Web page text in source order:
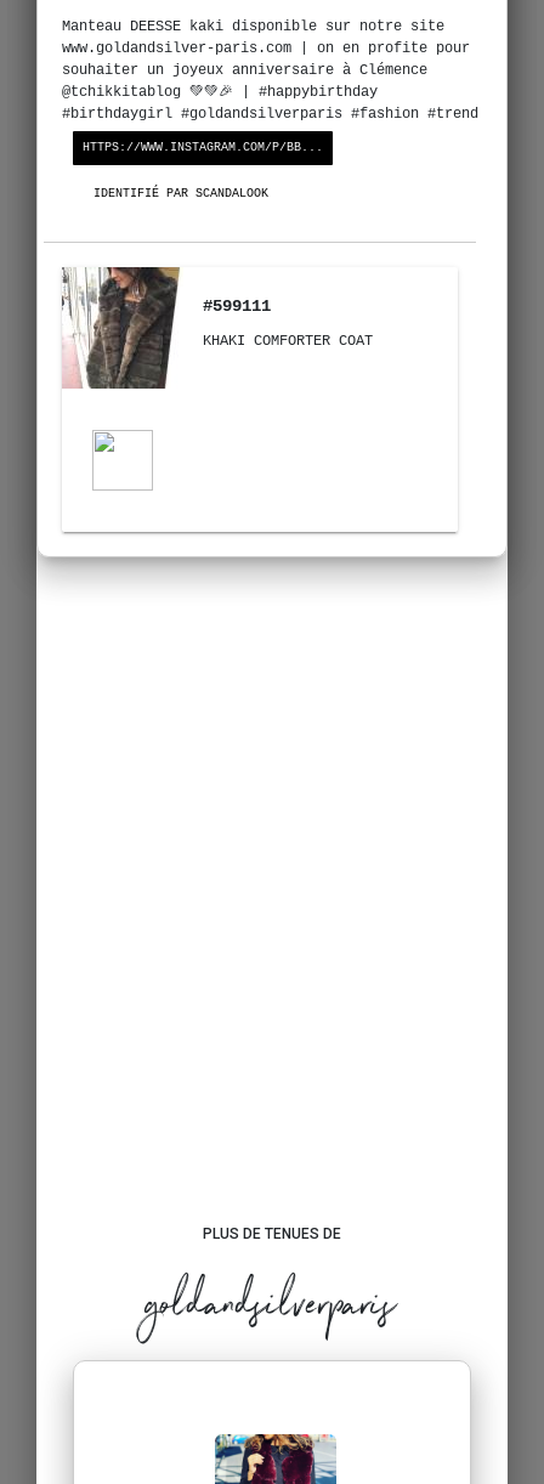
Manteau DEESSE kaki disponible sur notre site
www.goldandsilver-paris.com | on en profite pour
souhaiter un joyeux anniversaire à Clémence
@tchikkitablog 💚💚🎉 | #happybirthday
#birthdaygirl #goldandsilverparis #fashion #trend
HTTPS://WWW.INSTAGRAM.COM/P/BB...
IDENTIFIÉ PAR SCANDALOOK
#599111
KHAKI COMFORTER COAT
PLUS DE TENUES DE
goldandsilverparis